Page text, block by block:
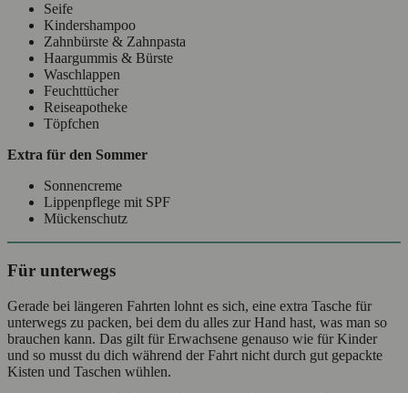
Seife
Kindershampoo
Zahnbürste & Zahnpasta
Haargummis & Bürste
Waschlappen
Feuchttücher
Reiseapotheke
Töpfchen
Extra für den Sommer
Sonnencreme
Lippenpflege mit SPF
Mückenschutz
Für unterwegs
Gerade bei längeren Fahrten lohnt es sich, eine extra Tasche für
unterwegs zu packen, bei dem du alles zur Hand hast, was man so
brauchen kann. Das gilt für Erwachsene genauso wie für Kinder
und so musst du dich während der Fahrt nicht durch gut gepackte
Kisten und Taschen wühlen.